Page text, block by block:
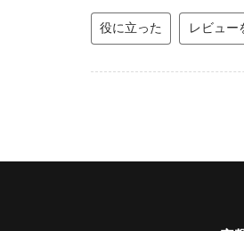
役に立った レビュー